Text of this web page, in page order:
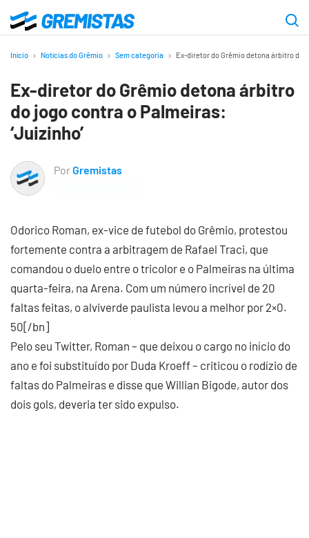
para
principal
Gremistas
Início Notícias do Grêmio Sem categoria Ex-diretor do Grêmio detona árbitro do
Ex-diretor do Grêmio detona árbitro
do jogo contra o Palmeiras:
‘Juizinho’
PorGremistas
Odorico Roman, ex-vice de futebol do Grêmio, protestou
fortemente contra a arbitragem de Rafael Traci, que
comandou o duelo entre o tricolor e o Palmeiras na última
quarta-feira, na Arena. Com um número incrível de 20
faltas feitas, o alviverde paulista levou a melhor por 2×0.
50[/bn]
Pelo seu Twitter, Roman – que deixou o cargo no início do
ano e foi substituído por Duda Kroeff – criticou o rodízio de
faltas do Palmeiras e disse que Willian Bigode, autor dos
dois gols, deveria ter sido expulso.